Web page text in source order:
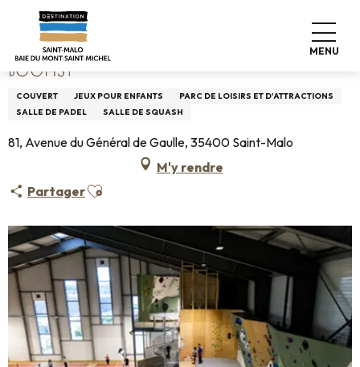
contenu
principal
MENU
Accueil BOOMSY
BOOMSY
COUVERT JEUX POUR ENFANTS
PARC DE LOISIRS ET D'ATTRACTIONS
SALLE DE PADEL
SALLE DE SQUASH
81, Avenue du Général de Gaulle, 35400 Saint-Malo
M'y rendre
PartagerAjouter aux favoris